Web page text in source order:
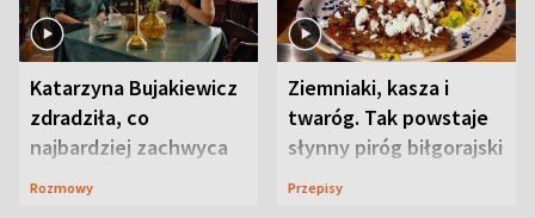
Katarzyna Bujakiewicz
zdradziła, co
najbardziej zachwyca
ją w Lublinie
Rozmowy
Ziemniaki, kasza i
twaróg. Tak powstaje
słynny piróg biłgorajski
Przepisy